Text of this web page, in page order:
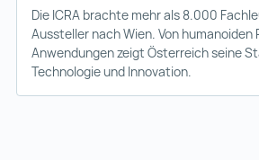
Die ICRA brachte mehr als 8.000
Aussteller nach Wien. Von humanoiden
Anwendungen zeigt Österreich seine
Technologie und Innovation.